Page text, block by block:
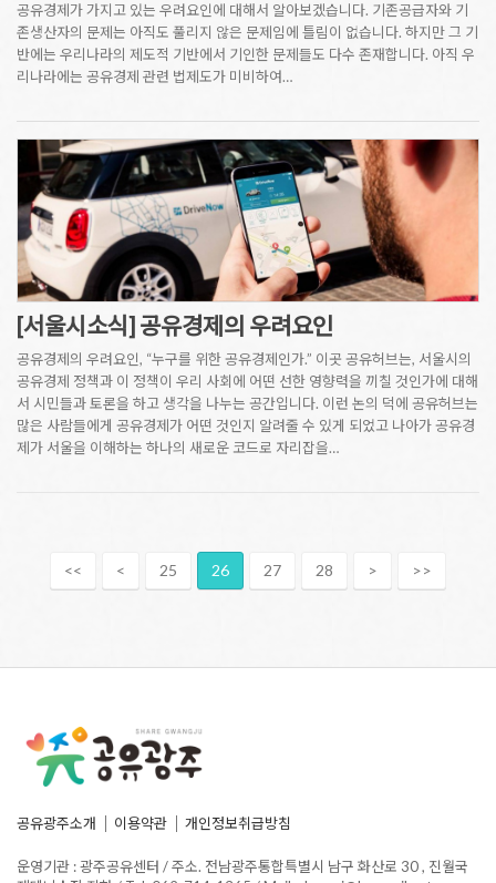
공유경제가 가지고 있는 우려요인에 대해서 알아보겠습니다. 기존공급자와 기
존생산자의 문제는 아직도 풀리지 않은 문제임에 틀림이 없습니다. 하지만 그 기
반에는 우리나라의 제도적 기반에서 기인한 문제들도 다수 존재합니다. 아직 우
리나라에는 공유경제 관련 법제도가 미비하여…
[서울시소식] 공유경제의 우려요인
공유경제의 우려요인, “누구를 위한 공유경제인가.” 이곳 공유허브는, 서울시의
공유경제 정책과 이 정책이 우리 사회에 어떤 선한 영향력을 끼칠 것인가에 대해
서 시민들과 토론을 하고 생각을 나누는 공간입니다. 이런 논의 덕에 공유허브는
많은 사람들에게 공유경제가 어떤 것인지 알려줄 수 있게 되었고 나아가 공유경
제가 서울을 이해하는 하나의 새로운 코드로 자리잡을…
<< < 25 26 27 28 > >>
공유광주소개 이용약관 개인정보취급방침
운영기관 : 광주공유센터 / 주소. 전남광주통합특별시 남구 화산로 30 , 진월국